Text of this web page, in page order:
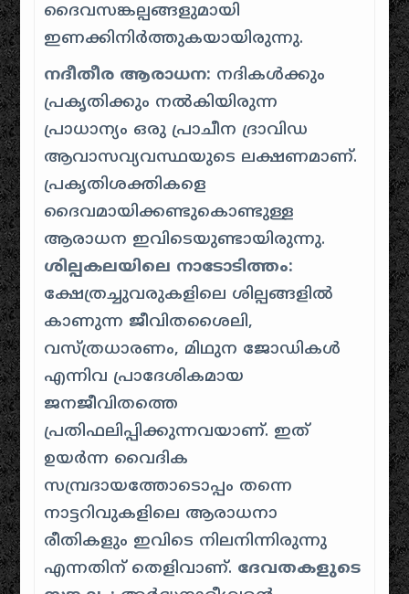
ദൈവസങ്കല്പങ്ങളുമായി
ഇണക്കിനിർത്തുകയായിരുന്നു.
നദീതീര ആരാധന: നദികൾക്കും
പ്രകൃതിക്കും നൽകിയിരുന്ന
പ്രാധാന്യം ഒരു പ്രാചീന ദ്രാവിഡ
ആവാസവ്യവസ്ഥയുടെ ലക്ഷണമാണ്.
പ്രകൃതിശക്തികളെ
ദൈവമായിക്കണ്ടുകൊണ്ടുള്ള
ആരാധന ഇവിടെയുണ്ടായിരുന്നു.
ശില്പകലയിലെ നാടോടിത്തം:
ക്ഷേത്രച്ചുവരുകളിലെ ശില്പങ്ങളിൽ
കാണുന്ന ജീവിതശൈലി,
വസ്ത്രധാരണം, മിഥുന ജോഡികൾ
എന്നിവ പ്രാദേശികമായ
ജനജീവിതത്തെ
പ്രതിഫലിപ്പിക്കുന്നവയാണ്. ഇത്
ഉയർന്ന വൈദിക
സമ്പ്രദായത്തോടൊപ്പം തന്നെ
നാട്ടറിവുകളിലെ ആരാധനാ
രീതികളും ഇവിടെ നിലനിന്നിരുന്നു
എന്നതിന് തെളിവാണ്. ദേവതകളുടെ